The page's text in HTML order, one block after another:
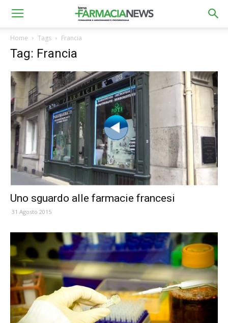
Home Tags Francia
Tag: Francia
Uno sguardo alle farmacie francesi
31 Agosto 2015